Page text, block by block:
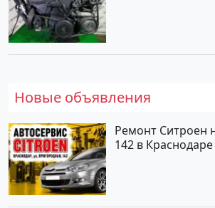
Новые объявления
Ремонт Ситроен
142 в Краснодаре